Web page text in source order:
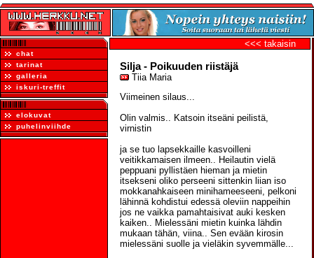
chat
tarinat
galleria
iskuri-treffit
elokuvat
puhelinviihde
<<< takaisin
Silja - Poikuuden riistäjä
Tiia Maria
Viimeinen silaus...
Olin valmis.. Katsoin itseäni peilistä,
virnistin
ja se tuo lapsekkaille kasvoilleni
veitikkamaisen ilmeen.. Heilautin vielä
peppuani pyllistäen hieman ja mietin
itsekseni oliko perseeni sittenkin liian iso
mokkanahkaiseen minihameeseeni, pelkoni
lähinnä kohdistui edessä oleviin nappeihin
jos ne vaikka pamahtaisivat auki kesken
kaiken.. Mielessäni mietin kuinka lähdin
mukaan tähän, viina.. Sen evään kirosin
mielessäni suolle ja vieläkin syvemmälle...